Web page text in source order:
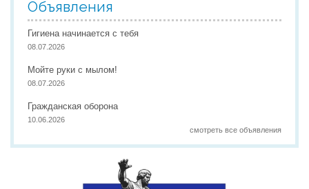
Объявления
Гигиена начинается с тебя
08.07.2026
Мойте руки с мылом!
08.07.2026
Гражданская оборона
10.06.2026
смотреть все объявления